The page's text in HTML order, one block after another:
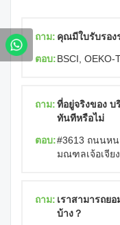
ถาม: คุณมีใบรับรอง
ตอบ:BSCI, OEKO-
ถาม:ที่อยู่จริงของ บ
ทันทีหรือไม่
ตอบ:#3613 ถนนห
มณฑลเจ้อเจีย
ถาม: เราสามารถย
บ้าง？